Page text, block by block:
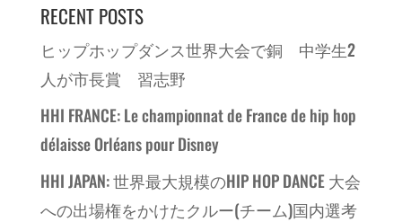
RECENT POSTS
ヒップホップダンス世界大会で銅 中学生2
人が市長賞 習志野
HHI FRANCE: Le championnat de France de hip hop
délaisse Orléans pour Disney
HHI JAPAN: 世界最大規模のHIP HOP DANCE 大会
への出場権をかけたクルー(チーム)国内選考